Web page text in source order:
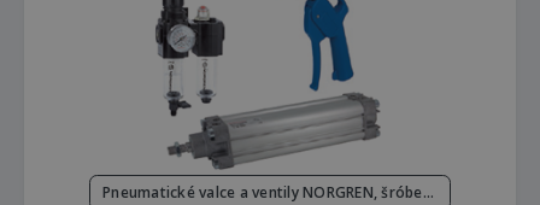
Pneumatické valce a ventily NORGREN, šróbenia, hadice Str. 809 - 847